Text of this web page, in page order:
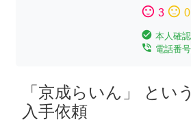
sentiment_satisfied 3 sentiment_neutral 0
check_circle 本人確
phone_in_talk 電話番
「京成らいん」 とい
入手依頼